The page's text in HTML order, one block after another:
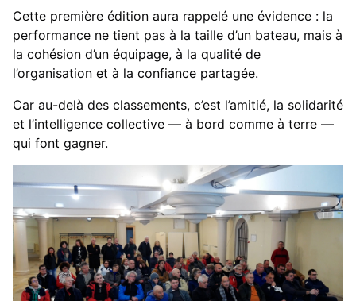
Cette première édition aura rappelé une évidence : la
performance ne tient pas à la taille d’un bateau, mais à
la cohésion d’un équipage, à la qualité de
l’organisation et à la confiance partagée.
Car au-delà des classements, c’est l’amitié, la solidarité
et l’intelligence collective — à bord comme à terre —
qui font gagner.